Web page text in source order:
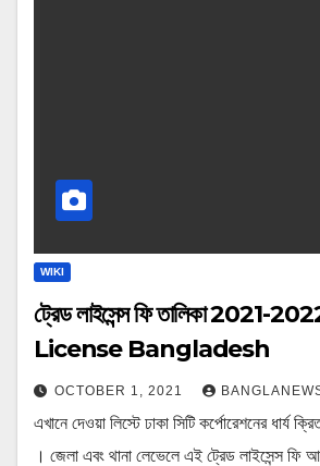
WIKI
ট্রেড লাইসেন্স ফি তালিকা 2021-
License Bangladesh
OCTOBER 1, 2021
এখানে দেওয়া লিস্টে ঢাকা সিটি কর্পোরেশনের ধার্য
। জেলা এবং থানা লেভেলে এই ট্রেড লাইসেন্স